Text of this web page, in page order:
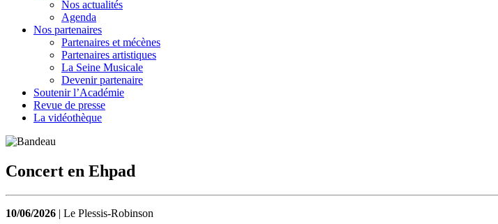
Nos actualités
Agenda
Nos partenaires
Partenaires et mécènes
Partenaires artistiques
La Seine Musicale
Devenir partenaire
Soutenir l’Académie
Revue de presse
La vidéothèque
Concert en Ehpad
10/06/2026 | Le Plessis-Robinson